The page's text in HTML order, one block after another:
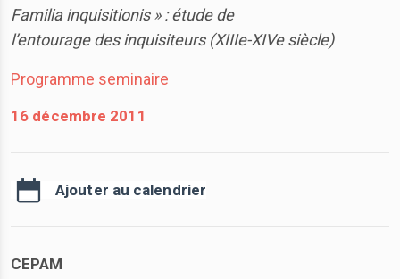
Familia inquisitionis » : étude de
l’entourage des inquisiteurs (XIIIe-XIVe siècle)
Programme seminaire
16 décembre 2011
Ajouter au calendrier
CEPAM